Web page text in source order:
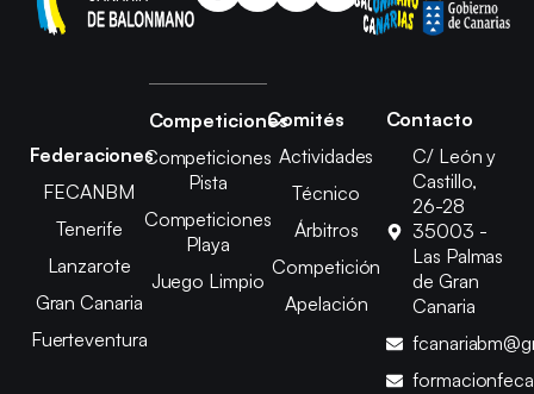
Federaciones
FECANBM
Tenerife
Lanzarote
Gran Canaria
Fuerteventura
Competiciones
Competiciones
Pista
Competiciones
Playa
Juego Limpio
Comités
Actividades
Técnico
Árbitros
Competición
Apelación
Contacto
C/ León y
Castillo,
26-28
35003 -
Las Palmas
de Gran
Canaria